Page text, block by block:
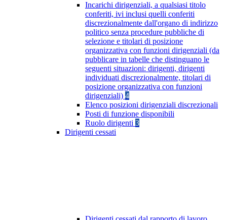
Incarichi dirigenziali, a qualsiasi titolo
conferiti, ivi inclusi quelli conferiti
discrezionalmente dall'organo di indirizzo
politico senza procedure pubbliche di
selezione e titolari di posizione
organizzativa con funzioni dirigenziali (da
pubblicare in tabelle che distinguano le
seguenti situazioni: dirigenti, dirigenti
individuati discrezionalmente, titolari di
posizione organizzativa con funzioni
dirigenziali) 4
Elenco posizioni dirigenziali discrezionali
Posti di funzione disponibili
Ruolo dirigenti 3
Dirigenti cessati